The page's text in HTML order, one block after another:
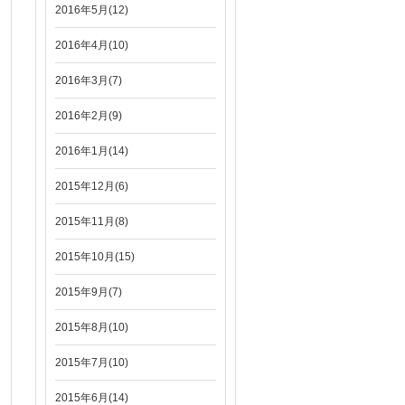
2016年5月(12)
2016年4月(10)
2016年3月(7)
2016年2月(9)
2016年1月(14)
2015年12月(6)
2015年11月(8)
2015年10月(15)
2015年9月(7)
2015年8月(10)
2015年7月(10)
2015年6月(14)